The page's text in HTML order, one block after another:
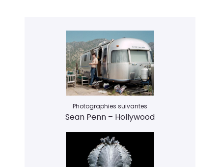
Photographies suivantes
Sean Penn – Hollywood